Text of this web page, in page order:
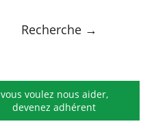
Recherche →
vous voulez nous aider,
devenez adhérent